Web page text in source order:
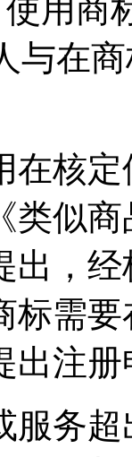
用商
与在
在核
类似
出，
标需
提出
服务